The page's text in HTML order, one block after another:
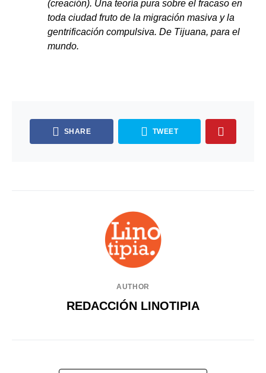
(creación). Una teoría pura sobre el fracaso en
toda ciudad fruto de la migración masiva y la
gentrificación compulsiva. De Tijuana, para el
mundo.
SHARE TWEET
AUTHOR
REDACCIÓN LINOTIPIA